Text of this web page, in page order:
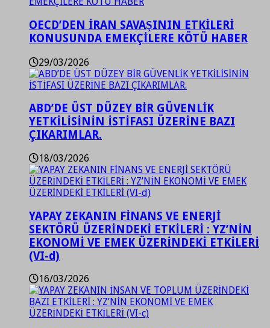
OECD’DEN İRAN SAVAŞININ ETKİLERİ
KONUSUNDA EMEKÇİLERE KÖTÜ HABER
29/03/2026
ABD’DE ÜST DÜZEY BİR GÜVENLİK
YETKİLİSİNİN İSTİFASI ÜZERİNE BAZI
ÇIKARIMLAR.
18/03/2026
YAPAY ZEKANIN FİNANS VE ENERJİ
SEKTÖRÜ ÜZERİNDEKİ ETKİLERİ : YZ’NİN
EKONOMİ VE EMEK ÜZERİNDEKİ ETKİLERİ
(VI-d)
16/03/2026